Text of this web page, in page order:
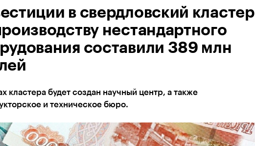
в свердловский кластер
нестандартного
составили 389 млн
кластера будет создан научный центр, а также
и техническое бюро.